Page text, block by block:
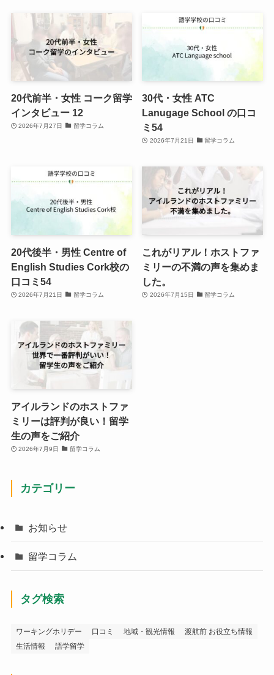
20代前半・女性 コーク留学
インタビュー 12
2026年7月27日 留学コラム
30代・女性 ATC
Lanugage School の口コ
ミ54
2026年7月21日 留学コラム
20代後半・男性 Centre of
English Studies Cork校の
口コミ54
2026年7月21日 留学コラム
これがリアル！ホストファ
ミリーの不満の声を集めま
した。
2026年7月15日 留学コラム
アイルランドのホストファ
ミリーは評判が良い！留学
生の声をご紹介
2026年7月9日 留学コラム
カテゴリー
お知らせ
留学コラム
タグ検索
ワーキングホリデー 口コミ 地域・観光情報
渡航前 お役立ち情報
生活情報
語学留学